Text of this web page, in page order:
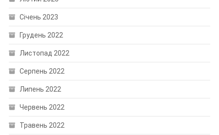
Січень 2023
Грудень 2022
Листопад 2022
Серпень 2022
Липень 2022
Червень 2022
Травень 2022